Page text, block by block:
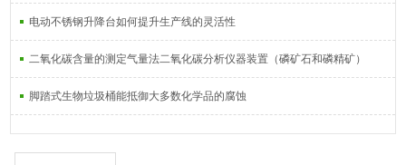
电动不锈钢升降台如何提升生产线的灵活性
二氧化碳含量的测定气量法二氧化碳分析仪器装置（磷矿石和磷精矿）
脚踏式生物垃圾桶能抵御大多数化学品的腐蚀